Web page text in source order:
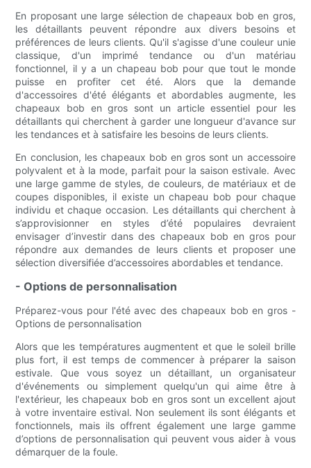
En proposant une large sélection de chapeaux bob en gros,
les détaillants peuvent répondre aux divers besoins et
préférences de leurs clients. Qu'il s'agisse d'une couleur unie
classique, d'un imprimé tendance ou d'un matériau
fonctionnel, il y a un chapeau bob pour que tout le monde
puisse en profiter cet été. Alors que la demande
d'accessoires d'été élégants et abordables augmente, les
chapeaux bob en gros sont un article essentiel pour les
détaillants qui cherchent à garder une longueur d'avance sur
les tendances et à satisfaire les besoins de leurs clients.
En conclusion, les chapeaux bob en gros sont un accessoire
polyvalent et à la mode, parfait pour la saison estivale. Avec
une large gamme de styles, de couleurs, de matériaux et de
coupes disponibles, il existe un chapeau bob pour chaque
individu et chaque occasion. Les détaillants qui cherchent à
s’approvisionner en styles d’été populaires devraient
envisager d’investir dans des chapeaux bob en gros pour
répondre aux demandes de leurs clients et proposer une
sélection diversifiée d’accessoires abordables et tendance.
- Options de personnalisation
Préparez-vous pour l'été avec des chapeaux bob en gros -
Options de personnalisation
Alors que les températures augmentent et que le soleil brille
plus fort, il est temps de commencer à préparer la saison
estivale. Que vous soyez un détaillant, un organisateur
d'événements ou simplement quelqu'un qui aime être à
l'extérieur, les chapeaux bob en gros sont un excellent ajout
à votre inventaire estival. Non seulement ils sont élégants et
fonctionnels, mais ils offrent également une large gamme
d’options de personnalisation qui peuvent vous aider à vous
démarquer de la foule.